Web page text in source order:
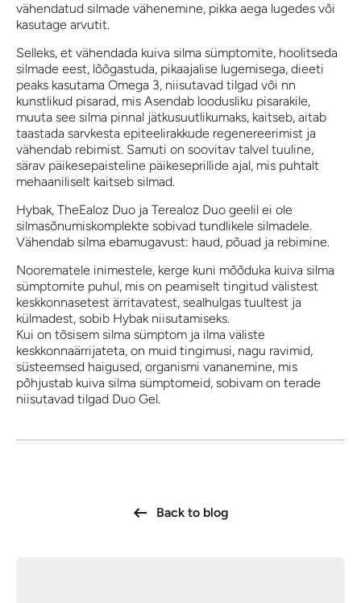
vähendatud silmade vähenemine, pikka aega lugedes või
kasutage arvutit.
Selleks, et vähendada kuiva silma sümptomite, hoolitseda
silmade eest, lõõgastuda, pikaajalise lugemisega, dieeti
peaks kasutama Omega 3, niisutavad tilgad või nn
kunstlikud pisarad, mis Asendab loodusliku pisarakile,
muuta see silma pinnal jätkusuutlikumaks, kaitseb, aitab
taastada sarvkesta epiteelirakkude regenereerimist ja
vähendab rebimist. Samuti on soovitav talvel tuuline,
särav päikesepaisteline päikeseprillide ajal, mis puhtalt
mehaaniliselt kaitseb silmad.
Hybak, TheEaloz Duo ja Terealoz Duo geelil ei ole
silmasõnumiskomplekte sobivad tundlikele silmadele.
Vähendab silma ebamugavust: haud, põuad ja rebimine.
Noorematele inimestele, kerge kuni mõõduka kuiva silma
sümptomite puhul, mis on peamiselt tingitud välistest
keskkonnasetest ärritavatest, sealhulgas tuultest ja
külmadest, sobib Hybak niisutamiseks.
Kui on tõsisem silma sümptom ja ilma väliste
keskkonnaärrijateta, on muid tingimusi, nagu ravimid,
süsteemsed haigused, organismi vananemine, mis
põhjustab kuiva silma sümptomeid, sobivam on terade
niisutavad tilgad Duo Gel.
Back to blog